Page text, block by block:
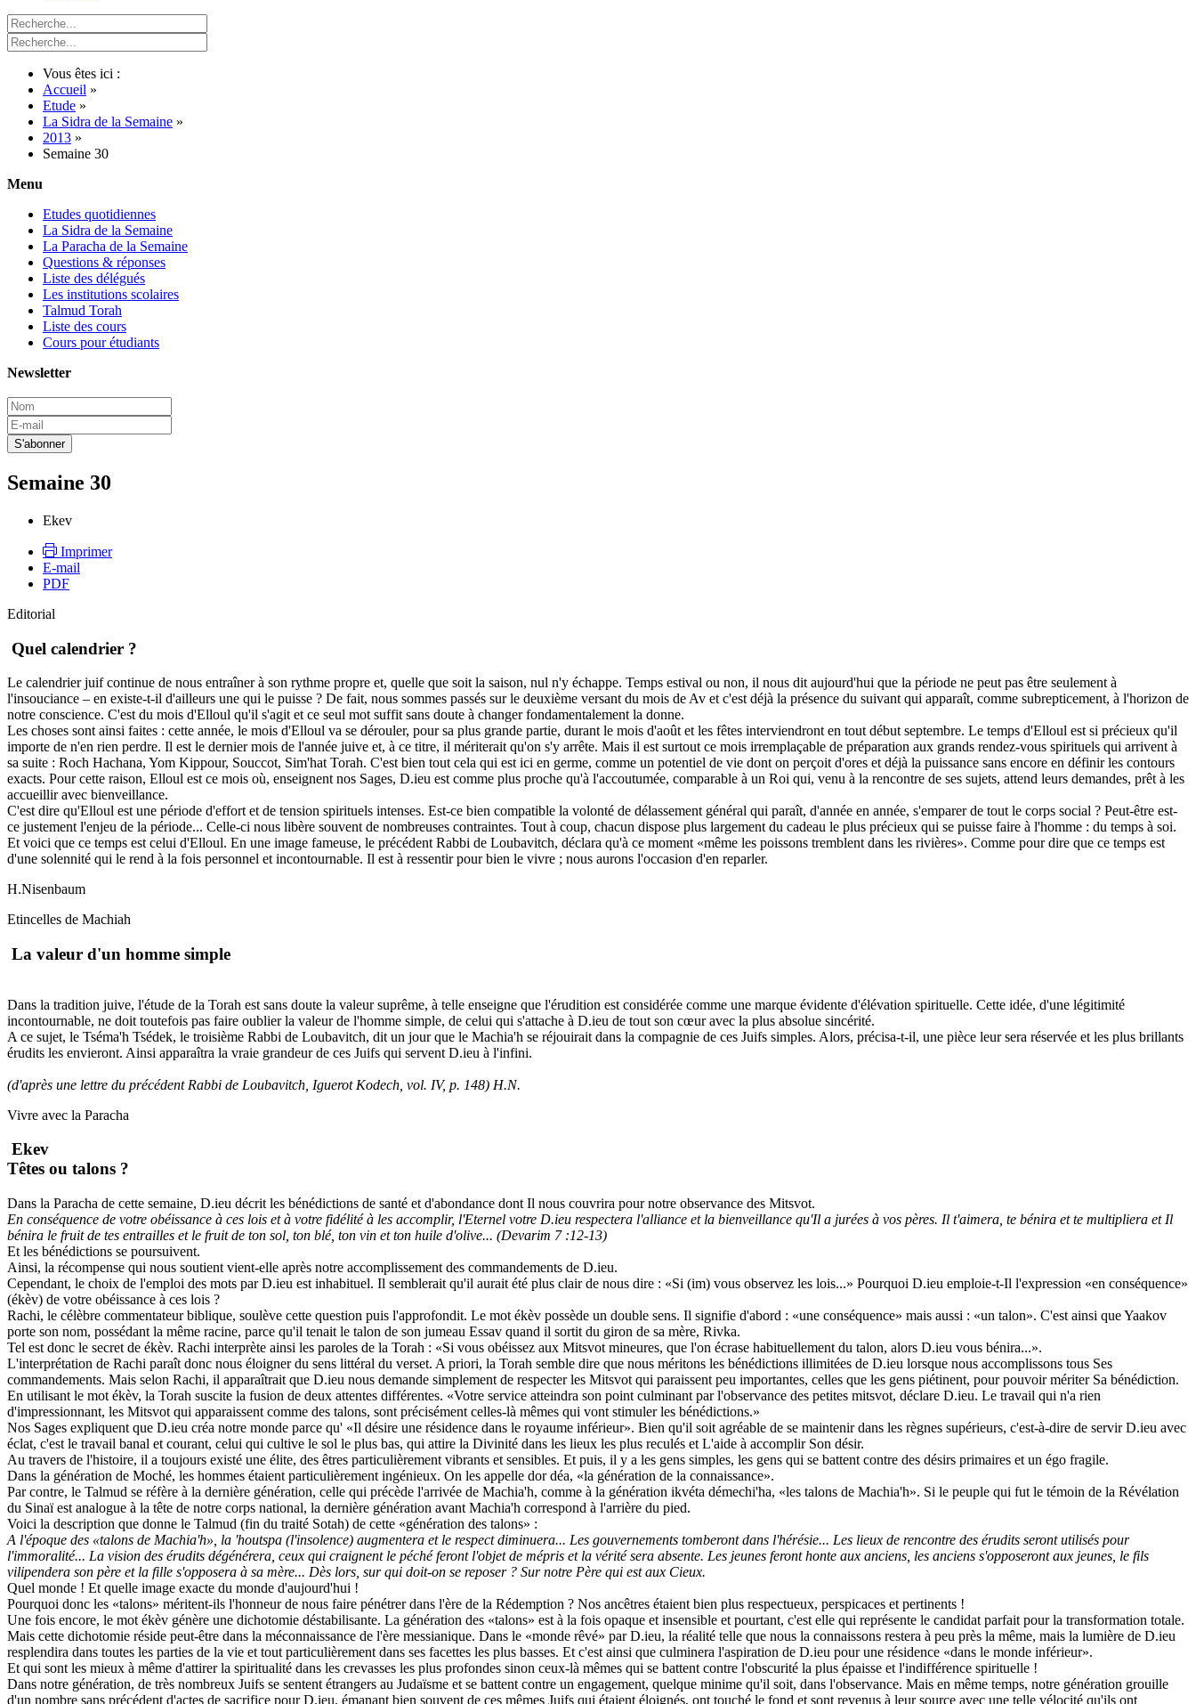
Vous êtes ici :
Accueil »
Etude »
La Sidra de la Semaine »
2013 »
Semaine 30
Menu
Etudes quotidiennes
La Sidra de la Semaine
La Paracha de la Semaine
Questions & réponses
Liste des délégués
Les institutions scolaires
Talmud Torah
Liste des cours
Cours pour étudiants
Newsletter
Semaine 30
Ekev
Imprimer
E-mail
PDF
Editorial
Quel calendrier ?
Le calendrier juif continue de nous entraîner à son rythme propre et, quelle que soit la saison, nul n'y échappe. Temps estival ou non, il nous dit aujourd'hui que la période ne peut pas être seulement à
l'insouciance – en existe-t-il d'ailleurs une qui le puisse ? De fait, nous sommes passés sur le deuxième versant du mois de Av et c'est déjà la présence du suivant qui apparaît, comme subrepticement, à l'horizon de
notre conscience. C'est du mois d'Elloul qu'il s'agit et ce seul mot suffit sans doute à changer fondamentalement la donne.
Les choses sont ainsi faites : cette année, le mois d'Elloul va se dérouler, pour sa plus grande partie, durant le mois d'août et les fêtes interviendront en tout début septembre. Le temps d'Elloul est si précieux qu'il
importe de n'en rien perdre. Il est le dernier mois de l'année juive et, à ce titre, il mériterait qu'on s'y arrête. Mais il est surtout ce mois irremplaçable de préparation aux grands rendez-vous spirituels qui arrivent à
sa suite : Roch Hachana, Yom Kippour, Souccot, Sim'hat Torah. C'est bien tout cela qui est ici en germe, comme un potentiel de vie dont on perçoit d'ores et déjà la puissance sans encore en définir les contours
exacts. Pour cette raison, Elloul est ce mois où, enseignent nos Sages, D.ieu est comme plus proche qu'à l'accoutumée, comparable à un Roi qui, venu à la rencontre de ses sujets, attend leurs demandes, prêt à les
accueillir avec bienveillance.
C'est dire qu'Elloul est une période d'effort et de tension spirituels intenses. Est-ce bien compatible la volonté de délassement général qui paraît, d'année en année, s'emparer de tout le corps social ? Peut-être est-
ce justement l'enjeu de la période... Celle-ci nous libère souvent de nombreuses contraintes. Tout à coup, chacun dispose plus largement du cadeau le plus précieux qui se puisse faire à l'homme : du temps à soi.
Et voici que ce temps est celui d'Elloul. En une image fameuse, le précédent Rabbi de Loubavitch, déclara qu'à ce moment «même les poissons tremblent dans les rivières». Comme pour dire que ce temps est
d'une solennité qui le rend à la fois personnel et incontournable. Il est à ressentir pour bien le vivre ; nous aurons l'occasion d'en reparler.
H.Nisenbaum
Etincelles de Machiah
La valeur d'un homme simple
Dans la tradition juive, l'étude de la Torah est sans doute la valeur suprême, à telle enseigne que l'érudition est considérée comme une marque évidente d'élévation spirituelle. Cette idée, d'une légitimité
incontournable, ne doit toutefois pas faire oublier la valeur de l'homme simple, de celui qui s'attache à D.ieu de tout son cœur avec la plus absolue sincérité.
A ce sujet, le Tséma'h Tsédek, le troisième Rabbi de Loubavitch, dit un jour que le Machia'h se réjouirait dans la compagnie de ces Juifs simples. Alors, précisa-t-il, une pièce leur sera réservée et les plus brillants
érudits les envieront. Ainsi apparaîtra la vraie grandeur de ces Juifs qui servent D.ieu à l'infini.
(d'après une lettre du précédent Rabbi de Loubavitch, Iguerot Kodech, vol. IV, p. 148) H.N.
Vivre avec la Paracha
Ekev
Têtes ou talons ?
Dans la Paracha de cette semaine, D.ieu décrit les bénédictions de santé et d'abondance dont Il nous couvrira pour notre observance des Mitsvot.
En conséquence de votre obéissance à ces lois et à votre fidélité à les accomplir, l'Eternel votre D.ieu respectera l'alliance et la bienveillance qu'Il a jurées à vos pères. Il t'aimera, te bénira et te multipliera et Il
bénira le fruit de tes entrailles et le fruit de ton sol, ton blé, ton vin et ton huile d'olive... (Devarim 7 :12-13)
Et les bénédictions se poursuivent.
Ainsi, la récompense qui nous soutient vient-elle après notre accomplissement des commandements de D.ieu.
Cependant, le choix de l'emploi des mots par D.ieu est inhabituel. Il semblerait qu'il aurait été plus clair de nous dire : «Si (im) vous observez les lois...» Pourquoi D.ieu emploie-t-Il l'expression «en conséquence»
(ékèv) de votre obéissance à ces lois ?
Rachi, le célèbre commentateur biblique, soulève cette question puis l'approfondit. Le mot ékèv possède un double sens. Il signifie d'abord : «une conséquence» mais aussi : «un talon». C'est ainsi que Yaakov
porte son nom, possédant la même racine, parce qu'il tenait le talon de son jumeau Essav quand il sortit du giron de sa mère, Rivka.
Tel est donc le secret de ékèv. Rachi interprète ainsi les paroles de la Torah : «Si vous obéissez aux Mitsvot mineures, que l'on écrase habituellement du talon, alors D.ieu vous bénira...».
L'interprétation de Rachi paraît donc nous éloigner du sens littéral du verset. A priori, la Torah semble dire que nous méritons les bénédictions illimitées de D.ieu lorsque nous accomplissons tous Ses
commandements. Mais selon Rachi, il apparaîtrait que D.ieu nous demande simplement de respecter les Mitsvot qui paraissent peu importantes, celles que les gens piétinent, pour pouvoir mériter Sa bénédiction.
En utilisant le mot ékèv, la Torah suscite la fusion de deux attentes différentes. «Votre service atteindra son point culminant par l'observance des petites mitsvot, déclare D.ieu. Le travail qui n'a rien
d'impressionnant, les Mitsvot qui apparaissent comme des talons, sont précisément celles-là mêmes qui vont stimuler les bénédictions.»
Nos Sages expliquent que D.ieu créa notre monde parce qu' «Il désire une résidence dans le royaume inférieur». Bien qu'il soit agréable de se maintenir dans les règnes supérieurs, c'est-à-dire de servir D.ieu avec
éclat, c'est le travail banal et courant, celui qui cultive le sol le plus bas, qui attire la Divinité dans les lieux les plus reculés et L'aide à accomplir Son désir.
Au travers de l'histoire, il a toujours existé une élite, des êtres particulièrement vibrants et sensibles. Et puis, il y a les gens simples, les gens qui se battent contre des désirs primaires et un égo fragile.
Dans la génération de Moché, les hommes étaient particulièrement ingénieux. On les appelle dor déa, «la génération de la connaissance».
Par contre, le Talmud se réfère à la dernière génération, celle qui précède l'arrivée de Machia'h, comme à la génération ikvéta démechi'ha, «les talons de Machia'h». Si le peuple qui fut le témoin de la Révélation
du Sinaï est analogue à la tête de notre corps national, la dernière génération avant Machia'h correspond à l'arrière du pied.
Voici la description que donne le Talmud (fin du traité Sotah) de cette «génération des talons» :
A l'époque des «talons de Machia'h», la 'houtspa (l'insolence) augmentera et le respect diminuera... Les gouvernements tomberont dans l'hérésie... Les lieux de rencontre des érudits seront utilisés pour
l'immoralité... La vision des érudits dégénérera, ceux qui craignent le péché feront l'objet de mépris et la vérité sera absente. Les jeunes feront honte aux anciens, les anciens s'opposeront aux jeunes, le fils
vilipendera son père et la fille s'opposera à sa mère... Dès lors, sur qui doit-on se reposer ? Sur notre Père qui est aux Cieux.
Quel monde ! Et quelle image exacte du monde d'aujourd'hui !
Pourquoi donc les «talons» méritent-ils l'honneur de nous faire pénétrer dans l'ère de la Rédemption ? Nos ancêtres étaient bien plus respectueux, perspicaces et pertinents !
Une fois encore, le mot ékèv génère une dichotomie déstabilisante. La génération des «talons» est à la fois opaque et insensible et pourtant, c'est elle qui représente le candidat parfait pour la transformation totale.
Mais cette dichotomie réside peut-être dans la méconnaissance de l'ère messianique. Dans le «monde rêvé» par D.ieu, la réalité telle que nous la connaissons restera à peu près la même, mais la lumière de D.ieu
resplendira dans toutes les parties de la vie et tout particulièrement dans ses facettes les plus basses. Et c'est ainsi que culminera l'aspiration de D.ieu pour une résidence «dans le monde inférieur».
Et qui sont les mieux à même d'attirer la spiritualité dans les crevasses les plus profondes sinon ceux-là mêmes qui se battent contre l'obscurité la plus épaisse et l'indifférence spirituelle !
Dans notre génération, de très nombreux Juifs se sentent étrangers au Judaïsme et se battent contre un engagement, quelque minime qu'il soit, dans l'observance. Mais en même temps, notre génération grouille
d'un nombre sans précédent d'actes de sacrifice pour D.ieu, émanant bien souvent de ces mêmes Juifs qui étaient éloignés, ont touché le fond et sont revenus à leur source avec une telle vélocité qu'ils ont